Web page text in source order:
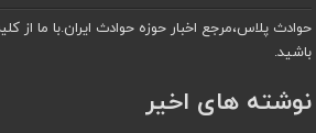
حوادث پلاس،مرجع اخبار حوزه حوادث ایران.با ما از
باشید.
نوشته های اخیر